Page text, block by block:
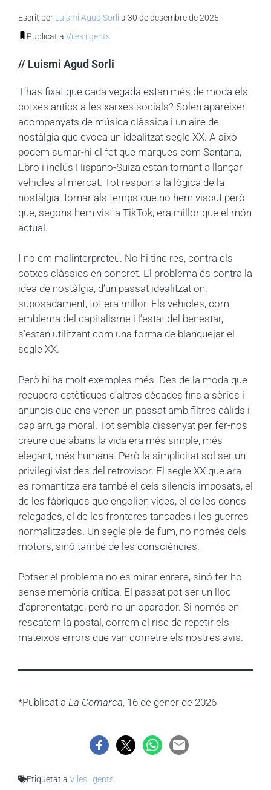
Escrit per Luismi Agud Sorli a 30 de desembre de 2025
Publicat a Viles i gents
// Luismi Agud Sorli
T’has fixat que cada vegada estan més de moda els
cotxes antics a les xarxes socials? Solen aparèixer
acompanyats de música clàssica i un aire de
nostàlgia que evoca un idealitzat segle XX. A això
podem sumar-hi el fet que marques com Santana,
Ebro i inclús Hispano-Suiza estan tornant a llançar
vehicles al mercat. Tot respon a la lògica de la
nostàlgia: tornar als temps que no hem viscut però
que, segons hem vist a TikTok, era millor que el món
actual.
I no em malinterpreteu. No hi tinc res, contra els
cotxes clàssics en concret. El problema és contra la
idea de nostàlgia, d’un passat idealitzat on,
suposadament, tot era millor. Els vehicles, com
emblema del capitalisme i l’estat del benestar,
s’estan utilitzant com una forma de blanquejar el
segle XX.
Però hi ha molt exemples més. Des de la moda que
recupera estètiques d’altres dècades fins a sèries i
anuncis que ens venen un passat amb filtres càlids i
cap arruga moral. Tot sembla dissenyat per fer-nos
creure que abans la vida era més simple, més
elegant, més humana. Però la simplicitat sol ser un
privilegi vist des del retrovisor. El segle XX que ara
es romantitza era també el dels silencis imposats, el
de les fàbriques que engolien vides, el de les dones
relegades, el de les fronteres tancades i les guerres
normalitzades. Un segle ple de fum, no només dels
motors, sinó també de les consciències.
Potser el problema no és mirar enrere, sinó fer-ho
sense memòria crítica. El passat pot ser un lloc
d’aprenentatge, però no un aparador. Si només en
rescatem la postal, correm el risc de repetir els
mateixos errors que van cometre els nostres avis.
*Publicat a La Comarca, 16 de gener de 2026
Etiquetat a Viles i gents